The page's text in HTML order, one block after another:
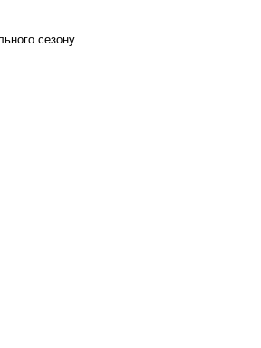
сезону.